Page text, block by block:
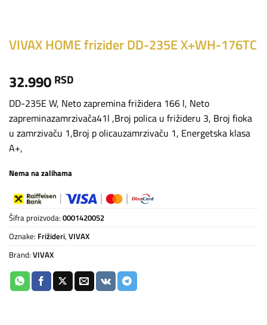
VIVAX HOME frizider DD-235E X+WH-176TC
32.990 RSD
DD-235E W, Neto zapremina frižidera 166 l, Neto
zapreminazamrzivača41l ,Broj polica u frižideru 3, Broj fioka
u zamrzivaču 1,Broj p olicauzamrzivaču 1, Energetska klasa
A+,
Nema na zalihama
Šifra proizvoda: 0001420052
Oznake: Frižideri, VIVAX
Brand: VIVAX